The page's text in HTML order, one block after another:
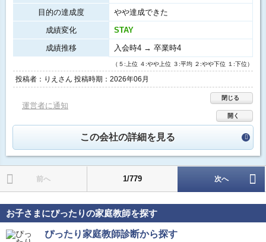
目的の達成度
やや達成できた
成績変化
STAY
成績推移
入会時4 → 卒業時4
（５:上位 ４:やや上位 ３:平均 ２:やや下位 １:下位）
投稿者：りえさん 投稿時期：2026年06月
運営者に通知
閉じる
開く
この会社の詳細を見る
前へ 1/779 次へ
お子さまにぴったりの家庭教師を探す
ぴったり家庭教師診断から探す